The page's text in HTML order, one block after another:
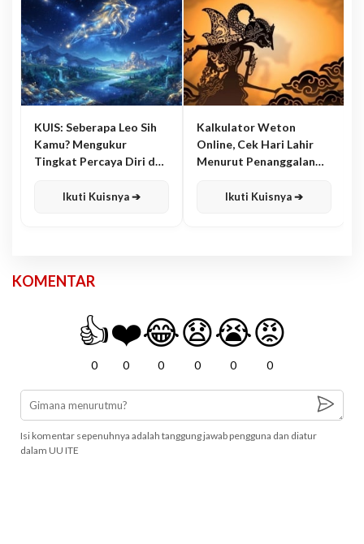
KUIS: Seberapa Leo Sih
Kamu? Mengukur
Tingkat Percaya Diri dan
Ikuti Kuisnya ➔
Kalkulator Weton
Online, Cek Hari Lahir
Menurut Penanggalan
Ikuti Kuisnya ➔
KOMENTAR
👍
0
❤️
0
😂
0
😧
0
😭
0
😡
0
Isi komentar sepenuhnya adalah tanggung jawab pengguna dan diatur
dalam UU ITE